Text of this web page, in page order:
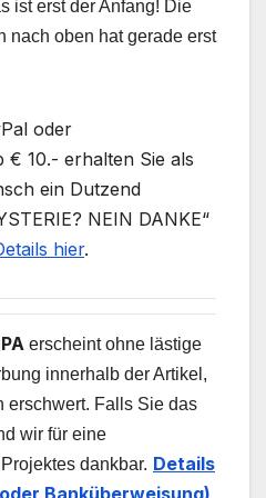
ist erst der Anfang! Die
nach oben hat gerade erst
oder
€ 10.- erhalten Sie als
ein Dutzend
NEIN DANKE“
hier.
erscheint ohne lästige
innerhalb der Artikel,
erschwert. Falls Sie das
wir für eine
dankbar. Details
Banküberweisung)